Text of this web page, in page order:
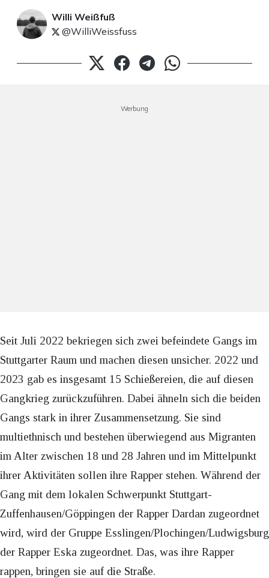
Willi Weißfuß
@WilliWeissfuss
Werbung
Seit Juli 2022 bekriegen sich zwei befeindete Gangs im
Stuttgarter Raum und machen diesen unsicher. 2022 und
2023 gab es insgesamt 15 Schießereien, die auf diesen
Gangkrieg zurückzuführen. Dabei ähneln sich die beiden
Gangs stark in ihrer Zusammensetzung. Sie sind
multiethnisch und bestehen überwiegend aus Migranten
im Alter zwischen 18 und 28 Jahren und im Mittelpunkt
ihrer Aktivitäten sollen ihre Rapper stehen. Während der
Gang mit dem lokalen Schwerpunkt Stuttgart-
Zuffenhausen/Göppingen der Rapper Dardan zugeordnet
wird, wird der Gruppe Esslingen/Plochingen/Ludwigsburg
der Rapper Eska zugeordnet. Das, was ihre Rapper
rappen, bringen sie auf die Straße.